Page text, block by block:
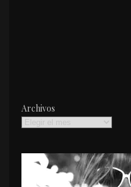
Archivos